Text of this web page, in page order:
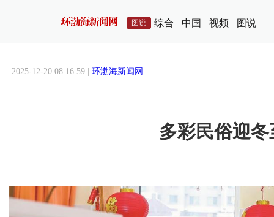
图说 综合 中国 视频 图说
2025-12-20 08:16:59 | 环渤海新闻网
多彩民俗迎冬